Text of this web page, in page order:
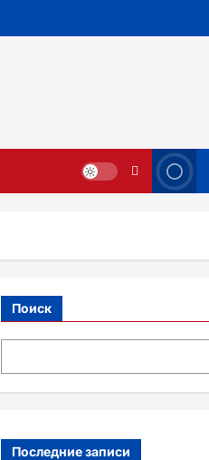
Поиск
Последние записи